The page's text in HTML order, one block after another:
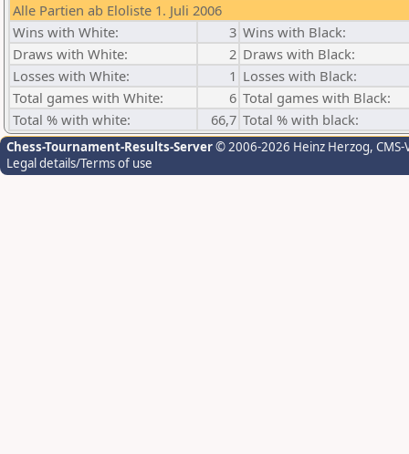
Alle Partien ab Eloliste 1. Juli 2006
Wins with White:
3 Wins with Black:
Draws with White:
2 Draws with Black:
Losses with White:
1 Losses with Black:
Total games with White:
6 Total games with Black:
Total % with white:
66,7 Total % with black:
Chess-Tournament-Results-Server© 2006-2026 Heinz Herzog,
Legal details/Terms of use